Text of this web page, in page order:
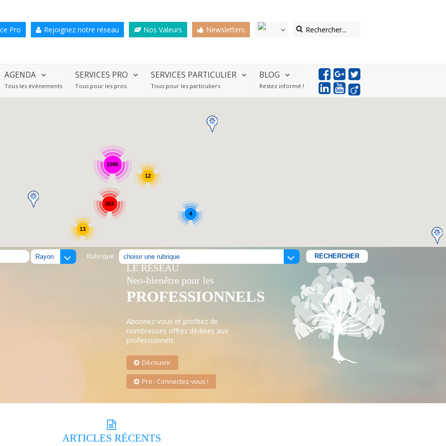
Pro Rejoignez notre réseau Nos Valeurs Newsletters
AGENDA
Tous les évènements
SERVICES PRO
Tous pour les pros
SERVICES PARTICULIER
Tous pour les particuliers
BLOG
Restez informé !
1085
13
263
4
12
Rubrique :
LE RÉSEAU
Neo-bienêtre pour les
PROFESSIONNELS
Abonnez-vous et profitez de
nombreuses offres dédiées aux
professionnels.
Découvrir
Pro : Connectez-vous !
ARTICLES RÉCENTS